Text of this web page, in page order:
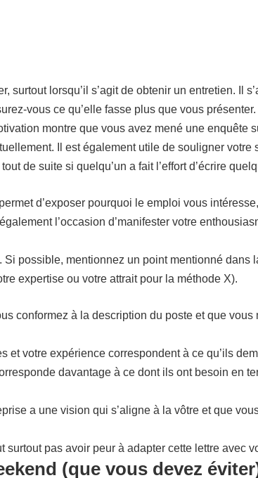
lorsqu’il s’agit de obtenir un entretien. Il
vous ce qu’elle fasse plus que vous présenter.
montre que vous avez mené une enquête
Il est également utile de souligner
de suite si quelqu’un a fait l’effort d’écrire
d’exposer pourquoi le emploi vous
l’occasion d’manifester votre
possible, mentionnez un point mentionné dans
expertise ou votre attrait pour la méthode X).
conformez à la description du poste et que
votre expérience correspondent à ce qu’ils
davantage à ce dont ils ont besoin en
a une vision qui s’aligne à la vôtre et que
pas avoir peur à adapter cette lettre avec
(que vous devez